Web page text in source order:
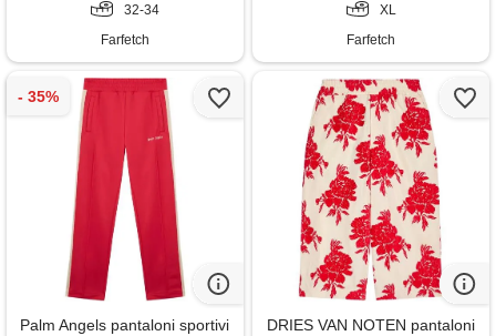
32-34
Farfetch
XL
Farfetch
Palm Angels pantaloni sportivi
DRIES VAN NOTEN pantaloni